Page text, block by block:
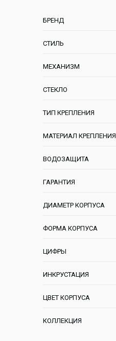
БРЕНД
СТИЛЬ
МЕХАНИЗМ
СТЕКЛО
ТИП КРЕПЛЕНИЯ
МАТЕРИАЛ КРЕПЛЕНИЯ
ВОДОЗАЩИТА
ГАРАНТИЯ
ДИАМЕТР КОРПУСА
ФОРМА КОРПУСА
ЦИФРЫ
ИНКРУСТАЦИЯ
ЦВЕТ КОРПУСА
КОЛЛЕКЦИЯ